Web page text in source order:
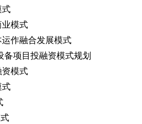
式
模式
作融合发展模式
备项目投融资模式规划
模式
式